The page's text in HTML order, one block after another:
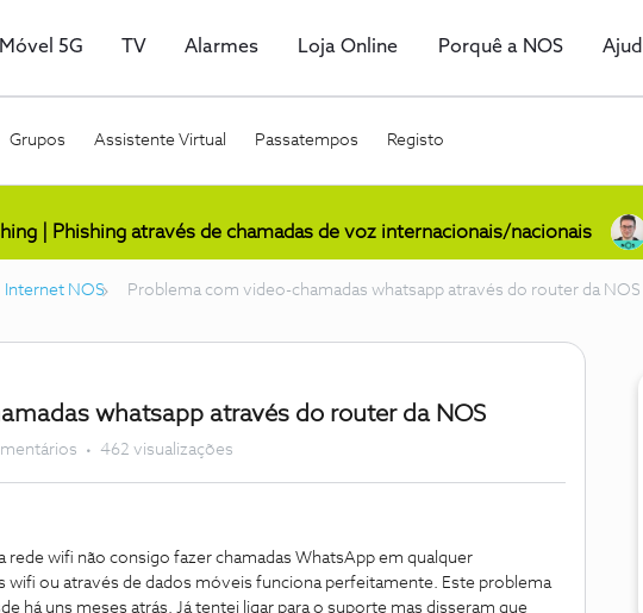
Móvel 5G TV Alarmes Loja Online Porquê a NOS
Grupos Assistente Virtual Passatempos Registo
| Phishing através de chamadas de voz internacionais/nacionais
Internet NOS Problema com video-chamadas whatsapp através do router da NOS
whatsapp através do router da NOS
462 visualizações
rede wifi não consigo fazer chamadas WhatsApp em qualquer
wifi ou através de dados móveis funciona perfeitamente. Este problema
há uns meses atrás. Já tentei ligar para o suporte mas disseram que